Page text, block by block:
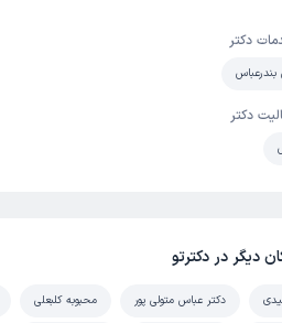
دکتر
بندرعباس
دکتر
دیگر در دکترتو
دکتر عباس متولی پور محبوبه کلبعلی